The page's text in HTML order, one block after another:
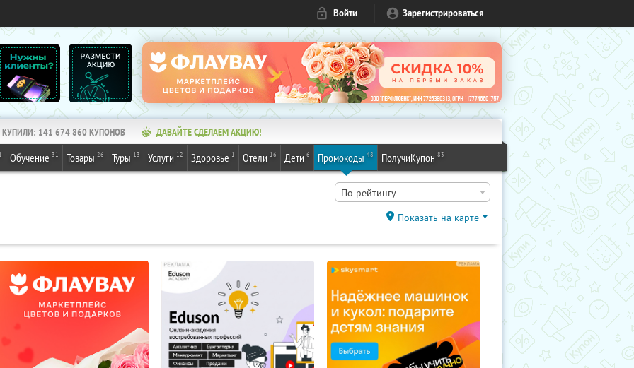
Войти Зарегистрироваться
КУПИЛИ: 141 674 861КУПОНОВ ДАВАЙТЕ СДЕЛАЕМ АКЦИЮ!
1 Обучение 31 Товары 26 Туры 13 Услуги 12 Здоровье 1 Отели 16 Дети 6 Промокоды 48 ПолучиКупон 83
По рейтингу
Показать на карте